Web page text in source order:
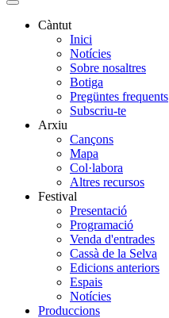
Càntut
Inici
Notícies
Sobre nosaltres
Botiga
Pregüntes frequents
Subscriu-te
Arxiu
Cançons
Mapa
Col·labora
Altres recursos
Festival
Presentació
Programació
Venda d'entrades
Cassà de la Selva
Edicions anteriors
Espais
Notícies
Produccions